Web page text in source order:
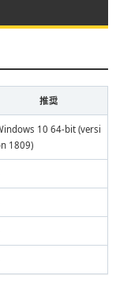
推奨
10 64-bit (versi
1809)